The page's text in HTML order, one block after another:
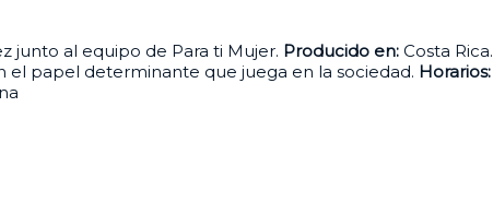
junto al equipo de Para ti Mujer. Producido en: Costa Rica.
el papel determinante que juega en la sociedad. Horarios: